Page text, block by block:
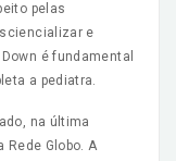
pelas
e
é fundamental
a pediatra.
na última
Rede Globo. A